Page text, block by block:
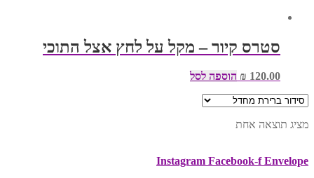
סטרס קיור – מקל על לחץ אצל התוכי
₪ 120.00 הוספה לסל
מציג תוצאה אחת
Instagram Facebook-f Envelope